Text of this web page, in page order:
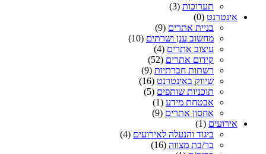
תערוכות (3)
אינטרנט (0)
בניית אתרים (9)
מחשוב ענן ושרתים (10)
עיצוב אתרים (4)
קידום אתרים (52)
רשתות חברתיות (9)
שיווק באינטרנט (16)
תוכניות שותפים (5)
אבטחת מידע (1)
אחסון אתרים (9)
אירועים (1)
ביגוד והנעלה לאירועים (4)
בר/בת מצווה (16)